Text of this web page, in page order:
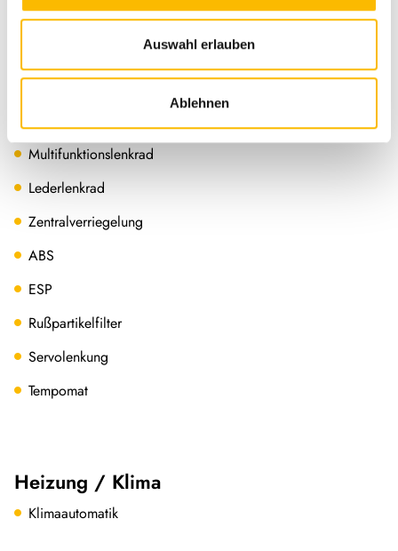
Auswahl erlauben
Ablehnen
Ausstattung
Fahrgestell
Multifunktionslenkrad
Lederlenkrad
Zentralverriegelung
ABS
ESP
Rußpartikelfilter
Servolenkung
Tempomat
Heizung / Klima
Klimaautomatik